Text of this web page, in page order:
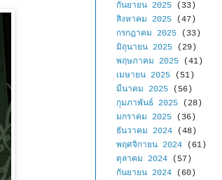
กันยายน 2025 (33)
สิงหาคม 2025 (47)
กรกฎาคม 2025 (33)
มิถุนายน 2025 (29)
พฤษภาคม 2025 (41)
เมษายน 2025 (51)
มีนาคม 2025 (56)
กุมภาพันธ์ 2025 (28)
มกราคม 2025 (36)
ธันวาคม 2024 (48)
พฤศจิกายน 2024 (61)
ตุลาคม 2024 (57)
กันยายน 2024 (60)